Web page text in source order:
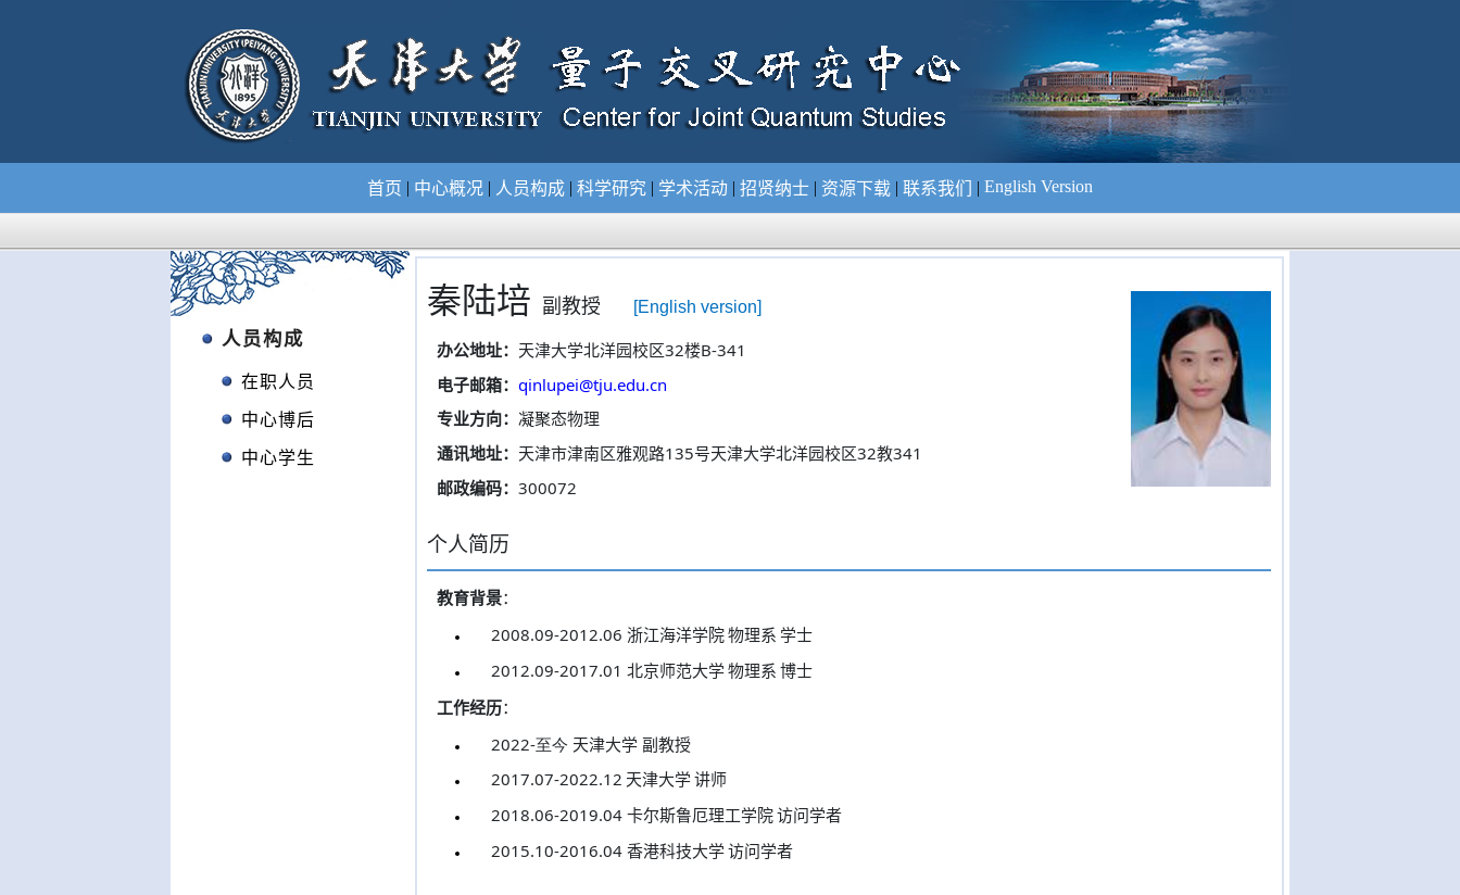
首页 | 中心概况 | 人员构成 | 科学研究 | 学术活动 | 招贤纳士 | 资源下载 | 联系我们 | English Version
人员构成
在职人员
中心博后
中心学生
秦陆培 副教授 [English version]
办公地址： 天津大学北洋园校区32楼B-341
电子邮箱： qinlupei@tju.edu.cn
专业方向： 凝聚态物理
通讯地址： 天津市津南区雅观路135号天津大学北洋园校区32教341
邮政编码： 300072
个人简历
教育背景：
2008.09-2012.06 浙江海洋学院物理系 学士
2012.09-2017.01 北京师范大学物理系 博士
工作经历：
2022-至今 天津大学 副教授
2017.07-2022.12 天津大学讲师
2018.06-2019.04 卡尔斯鲁厄理工学院访问学者
2015.10-2016.04 香港科技大学访问学者